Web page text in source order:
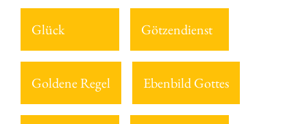
Glück Götzendienst
Goldene Regel Ebenbild Gottes